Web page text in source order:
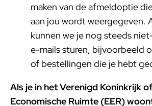
maken van de afmeldoptie
aan jou wordt weergegeven.
kunnen we je nog steeds
e-mails sturen, bijvoorbeeld
of bestellingen die je hebt
Als je in het Verenigd Koninkrijk
Economische Ruimte (EER)